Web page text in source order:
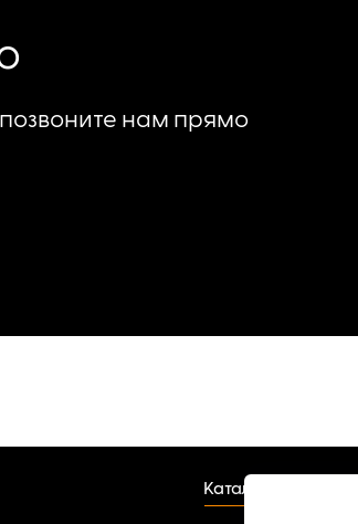
нам прямо
Каталог